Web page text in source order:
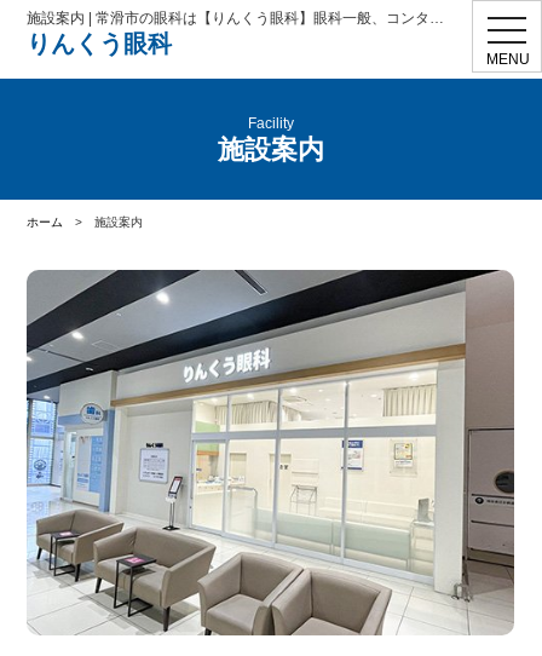
MENU
施設案内 | 常滑市の眼科は【りんくう眼科】眼科一般、コンタクト処方、学校検診、花粉症、ドライアイ、眼精疲労
りんくう眼科
Facility
施設案内
ホーム > 施設案内